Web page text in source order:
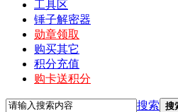
工具区
锤子解密器
勋章领取
购买其它
积分充值
购卡送积分
搜索 搜